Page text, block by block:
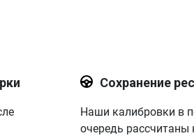
Сохранение
Наши калибровки в
очередь рассчитаны